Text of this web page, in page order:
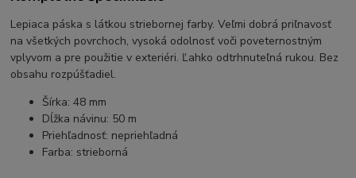
Lepiaca páska s látkou striebornej farby. Veľmi dobrá priľnavosť
na všetkých povrchoch, vysoká odolnosť voči poveternostným
vplyvom a pre použitie v exteriéri. Ľahko odtrhnuteľná rukou. Bez
obsahu rozpúšťadiel.
Šírka: 48 mm
Dĺžka návinu: 50 m
Priehľadnosť: nepriehľadná
Farba: strieborná